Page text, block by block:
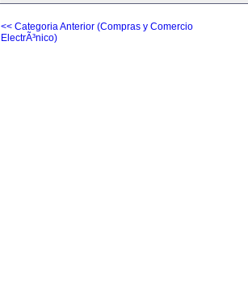
<< Categoria Anterior (Compras y Comercio
ElectrÃ³nico)